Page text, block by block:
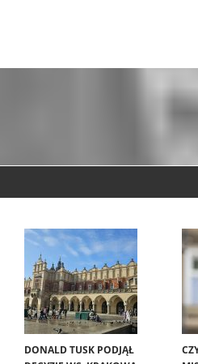
DONALD TUSK PODJĄŁ